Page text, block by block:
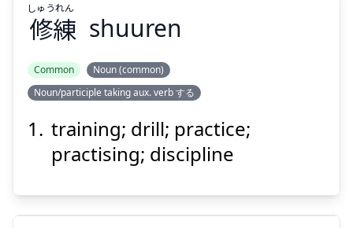
修
練
修練
しゅうれん
shuuren
Common
Noun (common)
Noun/participle taking aux. verb する
training; drill; practice;
practising; discipline